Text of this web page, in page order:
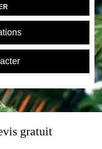
gratuit